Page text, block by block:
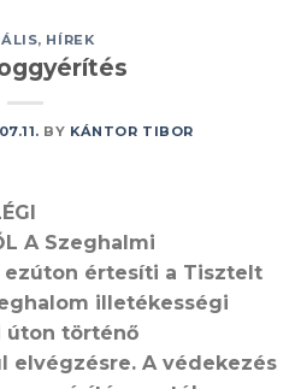
, HÍREK
BY KÁNTOR TIBOR
A Szeghalmi
ezúton értesíti a Tisztelt
illetékességi
úton történő
elvégzésre. A védekezés